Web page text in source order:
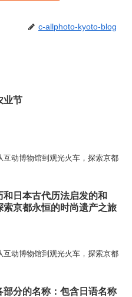
c-allphoto-kyoto-blog
业节
动博物馆到观光火车，探索京都
和日本古代历法启发的和
索京都永恒的时尚遗产之旅
动博物馆到观光火车，探索京都
部分的名称：包含日语名称